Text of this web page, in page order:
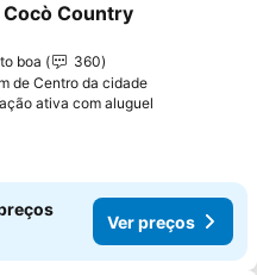
aos favoritos
Cocò Country
boa
360
de Centro da cidade
ativa com aluguel
Ver preços